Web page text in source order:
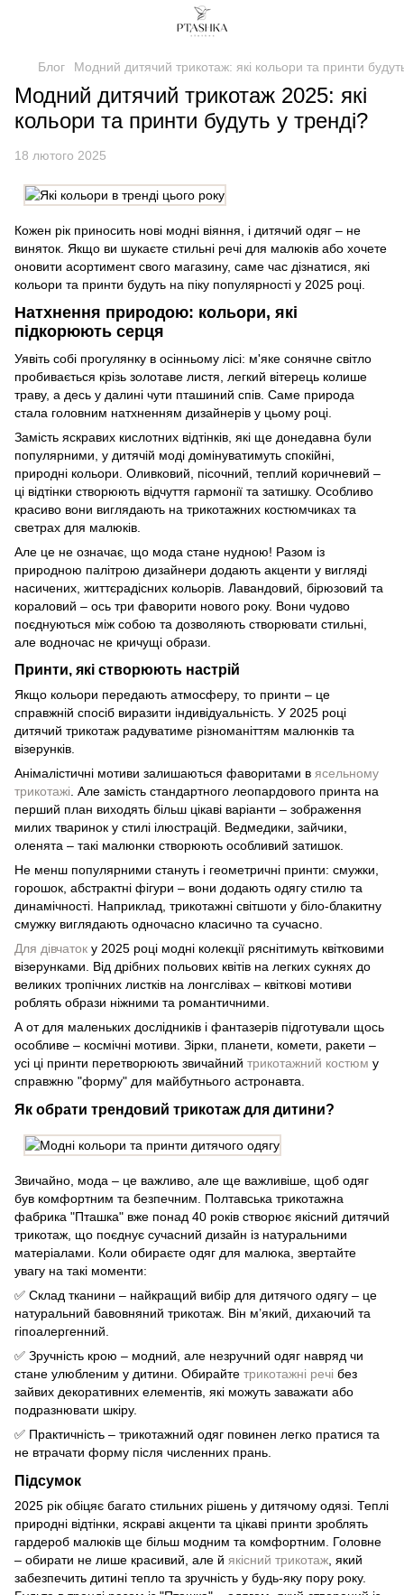
Блог Модний дитячий трикотаж: які кольори та принти
Модний дитячий трикотаж 2025: які
кольори та принти будуть у тренді?
18 лютого 2025
Кожен рік приносить нові модні віяння, і дитячий одяг – не
виняток. Якщо ви шукаєте стильні речі для малюків або хочете
оновити асортимент свого магазину, саме час дізнатися, які
кольори та принти будуть на піку популярності у 2025 році.
Натхнення природою: кольори, які
підкорюють серця
Уявіть собі прогулянку в осінньому лісі: м'яке сонячне світло
пробивається крізь золотаве листя, легкий вітерець колише
траву, а десь у далині чути пташиний спів. Саме природа
стала головним натхненням дизайнерів у цьому році.
Замість яскравих кислотних відтінків, які ще донедавна були
популярними, у дитячій моді домінуватимуть спокійні,
природні кольори. Оливковий, пісочний, теплий коричневий –
ці відтінки створюють відчуття гармонії та затишку. Особливо
красиво вони виглядають на трикотажних костюмчиках та
светрах для малюків.
Але це не означає, що мода стане нудною! Разом із
природною палітрою дизайнери додають акценти у вигляді
насичених, життєрадісних кольорів. Лавандовий, бірюзовий та
кораловий – ось три фаворити нового року. Вони чудово
поєднуються між собою та дозволяють створювати стильні,
але водночас не кричущі образи.
Принти, які створюють настрій
Якщо кольори передають атмосферу, то принти – це
справжній спосіб виразити індивідуальність. У 2025 році
дитячий трикотаж радуватиме різноманіттям малюнків та
візерунків.
Анімалістичні мотиви залишаються фаворитами в ясельному
трикотажі. Але замість стандартного леопардового принта на
перший план виходять більш цікаві варіанти – зображення
милих тваринок у стилі ілюстрацій. Ведмедики, зайчики,
оленята – такі малюнки створюють особливий затишок.
Не менш популярними стануть і геометричні принти: смужки,
горошок, абстрактні фігури – вони додають одягу стилю та
динамічності. Наприклад, трикотажні світшоти у біло-блакитну
смужку виглядають одночасно класично та сучасно.
Для дівчаток у 2025 році модні колекції ряснітимуть квітковими
візерунками. Від дрібних польових квітів на легких сукнях до
великих тропічних листків на лонгслівах – квіткові мотиви
роблять образи ніжними та романтичними.
А от для маленьких дослідників і фантазерів підготували щось
особливе – космічні мотиви. Зірки, планети, комети, ракети –
усі ці принти перетворюють звичайний трикотажний костюм у
справжню "форму" для майбутнього астронавта.
Як обрати трендовий трикотаж для дитини?
Звичайно, мода – це важливо, але ще важливіше, щоб одяг
був комфортним та безпечним. Полтавська трикотажна
фабрика "Пташка" вже понад 40 років створює якісний дитячий
трикотаж, що поєднує сучасний дизайн із натуральними
матеріалами. Коли обираєте одяг для малюка, звертайте
увагу на такі моменти:
✅ Склад тканини – найкращий вибір для дитячого одягу – це
натуральний бавовняний трикотаж. Він м’який, дихаючий та
гіпоалергенний.
✅ Зручність крою – модний, але незручний одяг навряд чи
стане улюбленим у дитини. Обирайте трикотажні речі без
зайвих декоративних елементів, які можуть заважати або
подразнювати шкіру.
✅ Практичність – трикотажний одяг повинен легко пратися та
не втрачати форму після численних прань.
Підсумок
2025 рік обіцяє багато стильних рішень у дитячому одязі. Теплі
природні відтінки, яскраві акценти та цікаві принти зроблять
гардероб малюків ще більш модним та комфортним. Головне
– обирати не лише красивий, але й якісний трикотаж , який
забезпечить дитині тепло та зручність у будь-яку пору року.